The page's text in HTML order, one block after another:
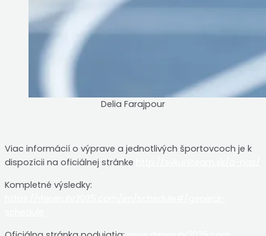
Delia Farajpour
Viac informácií o výprave a jednotlivých športovcoch je k
dispozícii na oficiálnej stránke
Kompletné výsledky: